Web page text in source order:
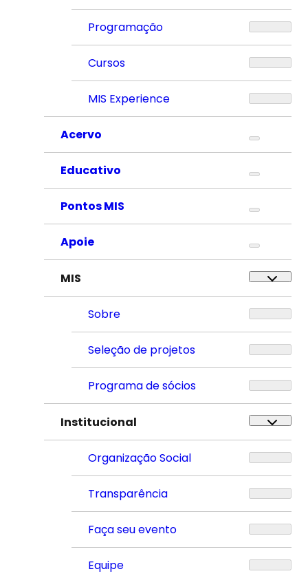
Programação
Cursos
MIS Experience
Acervo
Educativo
Pontos MIS
Apoie
MIS
Sobre
Seleção de projetos
Programa de sócios
Institucional
Organização Social
Transparência
Faça seu evento
Equipe